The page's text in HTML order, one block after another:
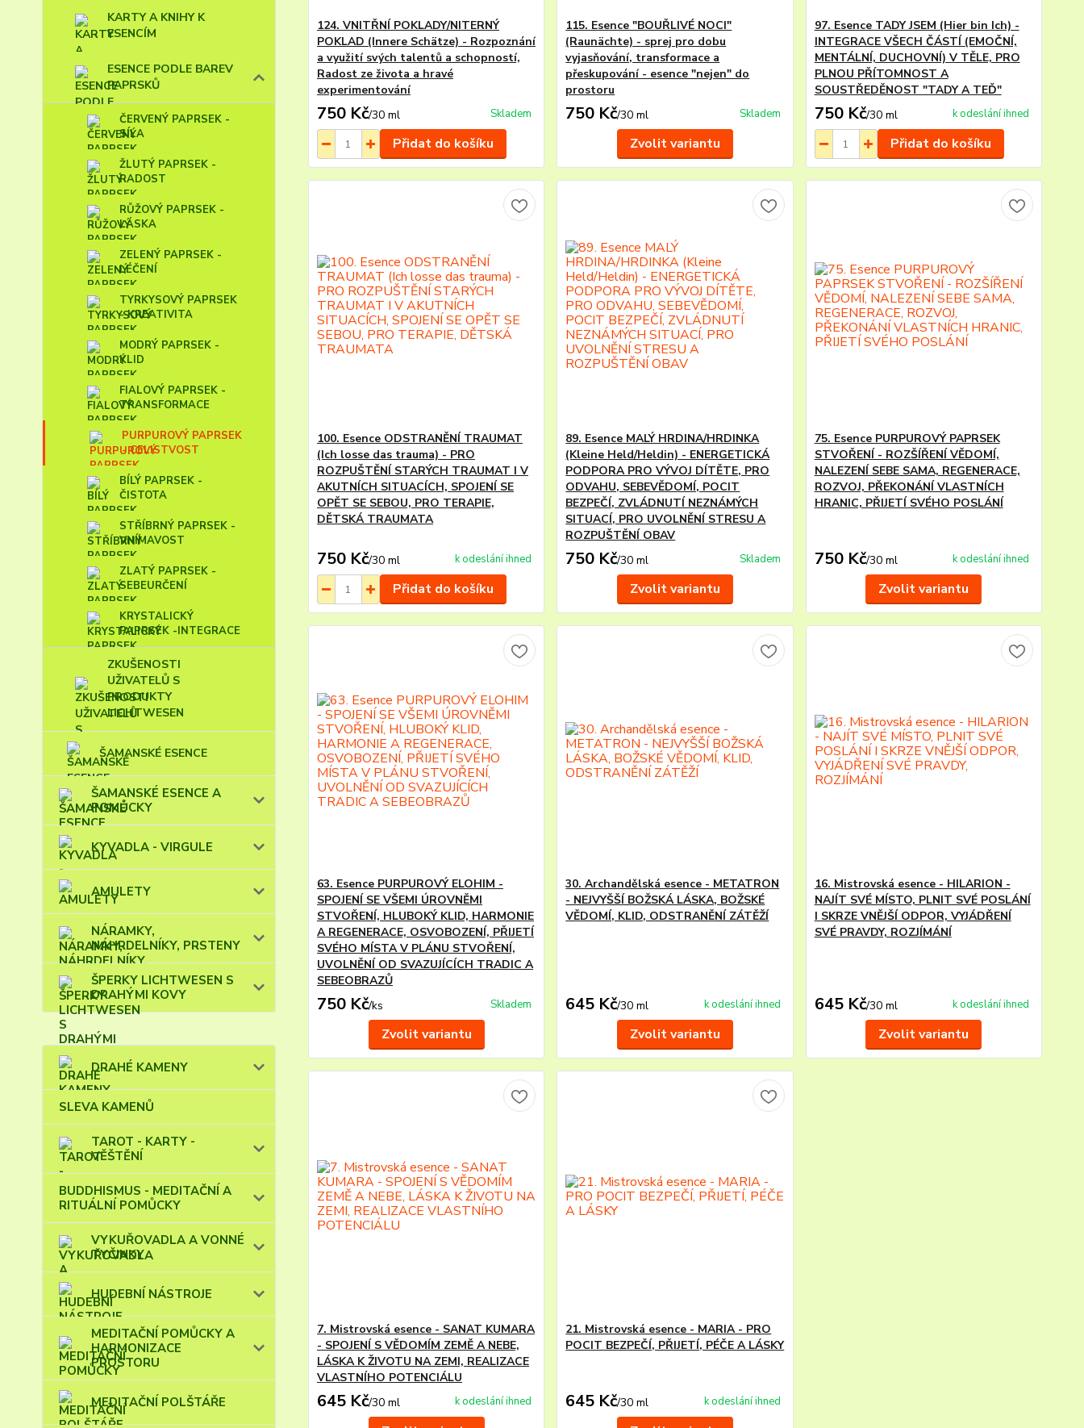
KARTY A KNIHY K
ESENCÍM
ESENCE PODLE BAREV
PAPRSKŮ
ČERVENÝ PAPRSEK -
SÍLA
ŽLUTÝ PAPRSEK -
RADOST
RŮŽOVÝ PAPRSEK -
LÁSKA
ZELENÝ PAPRSEK -
LÉČENÍ
TYRKYSOVÝ PAPRSEK
- KREATIVITA
MODRÝ PAPRSEK -
KLID
FIALOVÝ PAPRSEK -
TRANSFORMACE
PURPUROVÝ PAPRSEK
- CELISTVOST
BÍLÝ PAPRSEK -
ČISTOTA
STŘÍBRNÝ PAPRSEK -
VNÍMAVOST
ZLATÝ PAPRSEK -
SEBEURČENÍ
KRYSTALICKÝ
PAPRSEK -INTEGRACE
ZKUŠENOSTI
UŽIVATELŮ S
PRODUKTY
LICHTWESEN
ŠAMANSKÉ ESENCE
ŠAMANSKÉ ESENCE A
POMŮCKY
KYVADLA - VIRGULE
AMULETY
NÁRAMKY,
NÁHRDELNÍKY, PRSTENY
ŠPERKY LICHTWESEN S
DRAHÝMI KOVY
DRAHÉ KAMENY
SLEVA KAMENŮ
TAROT - KARTY -
VĚŠTĚNÍ
BUDDHISMUS - MEDITAČNÍ A
RITUÁLNÍ POMŮCKY
VYKUŘOVADLA A VONNÉ
TYČINKY
HUDEBNÍ NÁSTROJE
MEDITAČNÍ POMŮCKY A
HARMONIZACE
PROSTORU
MEDITAČNÍ POLŠTÁŘE
124. VNITŘNÍ POKLADY/NITERNÝ
POKLAD (Innere Schätze) - Rozpoznání
a využití svých talentů a schopností,
Radost ze života a hravé
experimentování
750 Kč/30 ml Skladem
Přidat do košíku
115. Esence "BOUŘLIVÉ NOCI"
(Raunächte) - sprej pro dobu
vyjasňování, transformace a
přeskupování - esence "nejen" do
prostoru
750 Kč/30 ml Skladem
Zvolit variantu
97. Esence TADY JSEM (Hier bin Ich) -
INTEGRACE VŠECH ČÁSTÍ (EMOČNÍ,
MENTÁLNÍ, DUCHOVNÍ) V TĚLE, PRO
PLNOU PŘÍTOMNOST A
SOUSTŘEDĚNOST "TADY A TEĎ"
750 Kč/30 ml k odeslání ihned
Přidat do košíku
100. Esence ODSTRANĚNÍ TRAUMAT
(Ich losse das trauma) - PRO
ROZPUŠTĚNÍ STARÝCH TRAUMAT I V
AKUTNÍCH SITUACÍCH, SPOJENÍ SE
OPĚT SE SEBOU, PRO TERAPIE,
DĚTSKÁ TRAUMATA
750 Kč/30 ml k odeslání ihned
Přidat do košíku
89. Esence MALÝ HRDINA/HRDINKA
(Kleine Held/Heldin) - ENERGETICKÁ
PODPORA PRO VÝVOJ DÍTĚTE, PRO
ODVAHU, SEBEVĚDOMÍ, POCIT
BEZPEČÍ, ZVLÁDNUTÍ NEZNÁMÝCH
SITUACÍ, PRO UVOLNĚNÍ STRESU A
ROZPUŠTĚNÍ OBAV
750 Kč/30 ml Skladem
Zvolit variantu
75. Esence PURPUROVÝ PAPRSEK
STVOŘENÍ - ROZŠÍŘENÍ VĚDOMÍ,
NALEZENÍ SEBE SAMA, REGENERACE,
ROZVOJ, PŘEKONÁNÍ VLASTNÍCH
HRANIC, PŘIJETÍ SVÉHO POSLÁNÍ
750 Kč/30 ml k odeslání ihned
Zvolit variantu
63. Esence PURPUROVÝ ELOHIM -
SPOJENÍ SE VŠEMI ÚROVNĚMI
STVOŘENÍ, HLUBOKÝ KLID, HARMONIE
A REGENERACE, OSVOBOZENÍ, PŘIJETÍ
SVÉHO MÍSTA V PLÁNU STVOŘENÍ,
UVOLNĚNÍ OD SVAZUJÍCÍCH TRADIC A
SEBEOBRAZŮ
750 Kč/ks Skladem
Zvolit variantu
30. Archandělská esence - METATRON
- NEJVYŠŠÍ BOŽSKÁ LÁSKA, BOŽSKÉ
VĚDOMÍ, KLID, ODSTRANĚNÍ ZÁTĚŽÍ
645 Kč/30 ml k odeslání ihned
Zvolit variantu
16. Mistrovská esence - HILARION -
NAJÍT SVÉ MÍSTO, PLNIT SVÉ POSLÁNÍ
I SKRZE VNĚJŠÍ ODPOR, VYJÁDŘENÍ
SVÉ PRAVDY, ROZJÍMÁNÍ
645 Kč/30 ml k odeslání ihned
Zvolit variantu
7. Mistrovská esence - SANAT KUMARA
- SPOJENÍ S VĚDOMÍM ZEMĚ A NEBE,
LÁSKA K ŽIVOTU NA ZEMI, REALIZACE
VLASTNÍHO POTENCIÁLU
645 Kč/30 ml k odeslání ihned
21. Mistrovská esence - MARIA - PRO
POCIT BEZPEČÍ, PŘIJETÍ, PÉČE A LÁSKY
645 Kč/30 ml k odeslání ihned